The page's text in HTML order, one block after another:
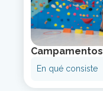
Campamentos
En qué consiste